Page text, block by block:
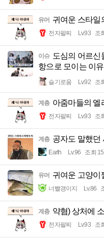
유머 귀여운 스타일
전자팔찌 Lv.93 조
이슈 도심의 어르신
항으로 모이는 이유
슬기로움 Lv.92 조
계층 아줌마들의 엘
전자팔찌 Lv.93 조
계층 공자도 말했던
Earth Lv.96 조회
유머 귀여운 고양이
너빨갱이지 Lv.86
계층 약혐) 상처에
전자팔찌 Lv.93 조